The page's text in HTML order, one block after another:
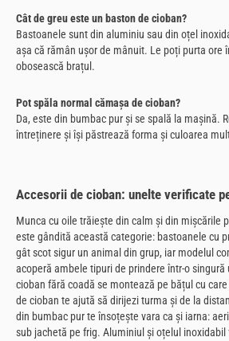
Cât de greu este un baston de cioban?
Bastoanele sunt din aluminiu sau din oțel
așa că rămân ușor de mânuit. Le poți purta ore
obosească brațul.
Pot spăla normal cămașa de cioban?
Da, este din bumbac pur și se spală la mașină.
întreținere și își păstrează forma și culoarea
Accesorii de cioban: unelte verificate
Munca cu oile trăiește din calm și din mișcările
este gândită această categorie: bastoanele cu
gât scot sigur un animal din grup, iar modelul
acoperă ambele tipuri de prindere într-o singură
cioban fără coadă se montează pe bățul cu
de cioban te ajută să dirijezi turma și de la
din bumbac pur te însoțește vara ca și iarna:
sub jachetă pe frig. Aluminiul și oțelul